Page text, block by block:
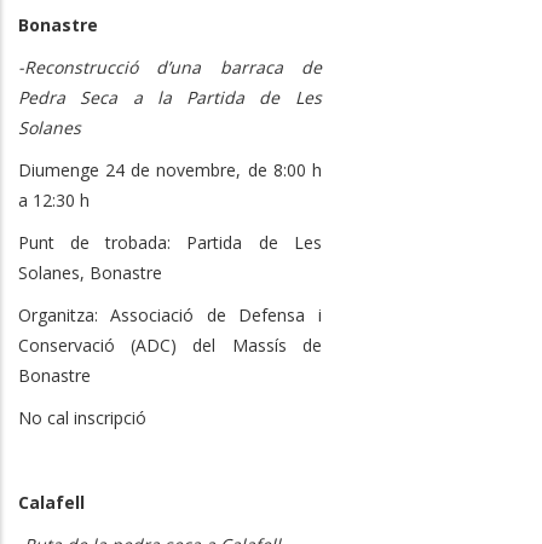
Bonastre
-Reconstrucció d’una barraca de
Pedra Seca a la Partida de Les
Solanes
Diumenge 24 de novembre, de 8:00 h
a 12:30 h
Punt de trobada: Partida de Les
Solanes, Bonastre
Organitza: Associació de Defensa i
Conservació (ADC) del Massís de
Bonastre
No cal inscripció
Calafell